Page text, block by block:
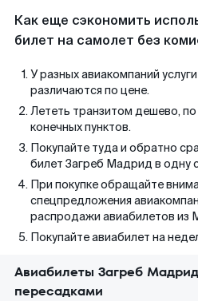
Как еще сэкономить
билет на самолет без
У разных авиакомпаний
различаются по цене.
Лететь транзитом дешево,
конечных пунктов.
Покупайте туда и обратно
билет Загреб Мадрид в одну
При покупке обращайте
спецпредложения
распродажи авиабилетов из
Покупайте авиабилет на
Авиабилеты Загреб
пересадками